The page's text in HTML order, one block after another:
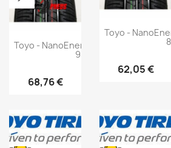
Toyo - NanoEnergy 3 - 195/65 R15
95T
68,76 €
Toyo -
62,05 €